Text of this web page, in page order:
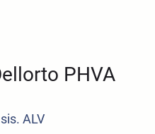
PHVA
sis. ALV